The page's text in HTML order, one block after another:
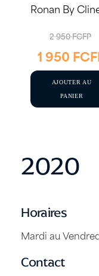
2020
Horaires
Mardi au
Contact
2 950FCFP
1 950
AJOUTER AU
PANIER